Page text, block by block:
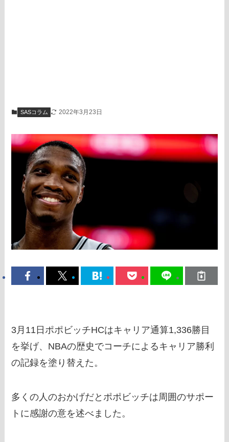
SASコラム 2022年3月23日
3月11日ポポビッチHCはキャリア通算1,336勝目
を挙げ、NBAの歴史でコーチによるキャリア勝利
の記録を塗り替えた。
多くの人のおかげだとポポビッチは周囲のサポー
トに感謝の意を述べました。